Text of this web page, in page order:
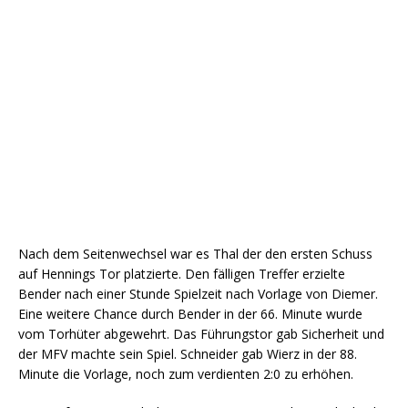
Nach dem Seitenwechsel war es Thal der den ersten Schuss
auf Hennings Tor platzierte. Den fälligen Treffer erzielte
Bender nach einer Stunde Spielzeit nach Vorlage von Diemer.
Eine weitere Chance durch Bender in der 66. Minute wurde
vom Torhüter abgewehrt. Das Führungstor gab Sicherheit und
der MFV machte sein Spiel. Schneider gab Wierz in der 88.
Minute die Vorlage, noch zum verdienten 2:0 zu erhöhen.